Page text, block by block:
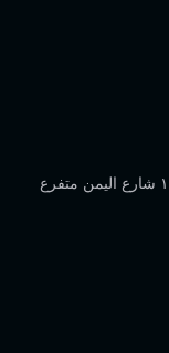
جمهورية مصر العربية - محافظة الجيزة - ١٤ شارع اليمن متفرع